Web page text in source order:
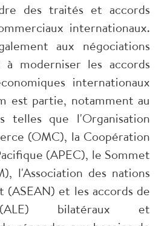
des traités et accords
internationaux.
aux négociations
moderniser les accords
internationaux
est partie, notamment au
telles que l'Organisation
(OMC), la Coopération
(APEC), le Sommet
l'Association des nations
(ASEAN) et les accords de
(ALE) bilatéraux et